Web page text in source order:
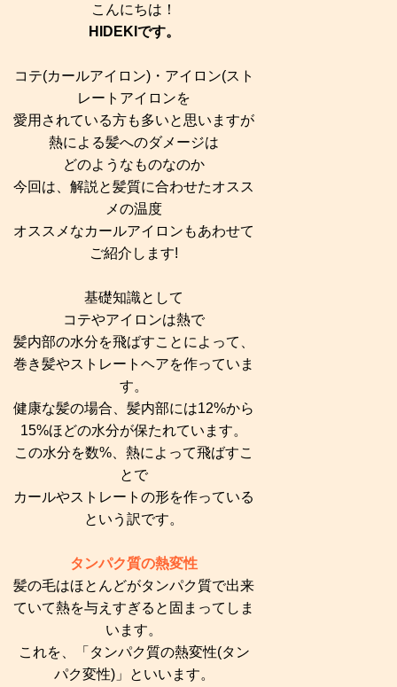
こんにちは！
HIDEKIです。
コテ(カールアイロン)・アイロン(スト
レートアイロンを
愛用されている方も多いと思いますが
熱による髪へのダメージは
どのようなものなのか
今回は、解説と髪質に合わせたオスス
メの温度
オススメなカールアイロンもあわせて
ご紹介します!
基礎知識として
コテやアイロンは熱で
髪内部の水分を飛ばすことによって、
巻き髪やストレートヘアを作っていま
す。
健康な髪の場合、髪内部には12%から
15%ほどの水分が保たれています。
この水分を数%、熱によって飛ばすこ
とで
カールやストレートの形を作っている
という訳です。
タンパク質の熱変性
髪の毛はほとんどがタンパク質で出来
ていて熱を与えすぎると固まってしま
います。
これを、「タンパク質の熱変性(タン
パク変性)」といいます。